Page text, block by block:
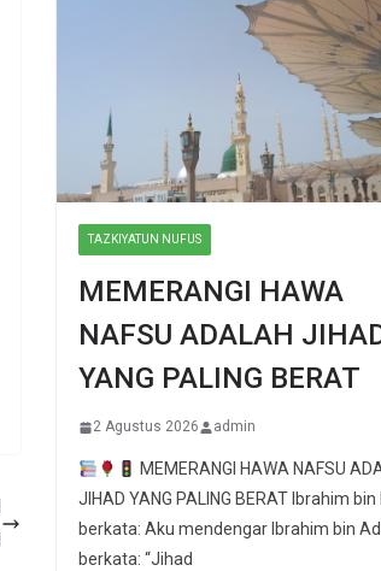
TAZKIYATUN NUFUS
MEMERANGI HAWA
NAFSU ADALAH
YANG PALING BERAT
2 Agustus 2026 admin
MEMERANGI HAWA NAFSU
JIHAD YANG PALING BERAT Ibrahim
berkata: Aku mendengar Ibrahim bin
berkata: “Jihad